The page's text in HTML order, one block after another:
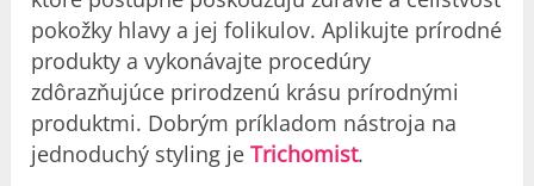
pokožky hlavy a jej folikulov. Aplikujte prírodné
produkty a vykonávajte procedúry
zdôrazňujúce prirodzenú krásu prírodnými
produktmi. Dobrým príkladom nástroja na
jednoduchý styling jeTrichomist.